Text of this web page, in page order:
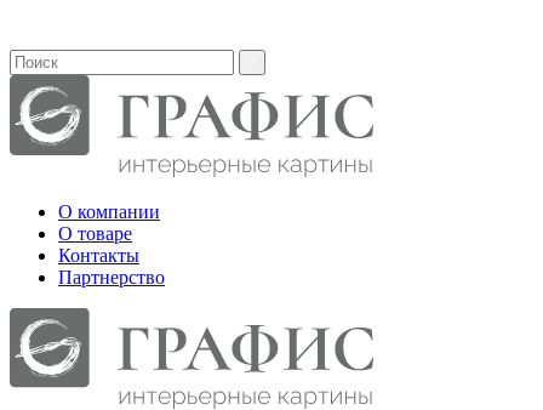
О компании
О товаре
Контакты
Партнерcтво